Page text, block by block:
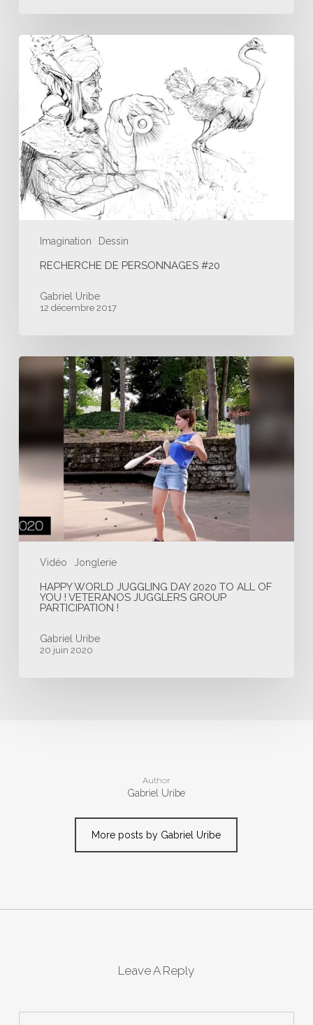
Imagination Dessin
Recherche
de
personnages
RECHERCHE DE PERSONNAGES #20
Gabriel Uribe
12 décembre 2017
Vidéo Jonglerie
Happy
World
all
of
you
Veteranos
Jugglers
Group
Participation
HAPPY WORLD JUGGLING DAY 2020 TO ALL OF
YOU ! VETERANOS JUGGLERS GROUP
PARTICIPATION !
Gabriel Uribe
20 juin 2020
Author
Gabriel Uribe
More posts by Gabriel Uribe
Leave A Reply